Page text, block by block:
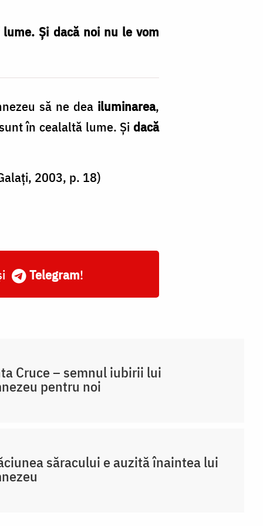
Și dacă noi nu le vom
să ne dea iluminarea,
în cealaltă lume. Și dacă
2003, p. 18)
Telegram!
Cruce – semnul iubirii lui
pentru noi
săracului e auzită înaintea lui